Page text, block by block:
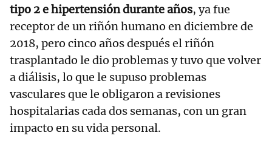
tipo 2 e hipertensión durante años, ya fue
receptor de un riñón humano en diciembre de
2018, pero cinco años después el riñón
trasplantado le dio problemas y tuvo que volver
a diálisis, lo que le supuso problemas
vasculares que le obligaron a revisiones
hospitalarias cada dos semanas, con un gran
impacto en su vida personal.